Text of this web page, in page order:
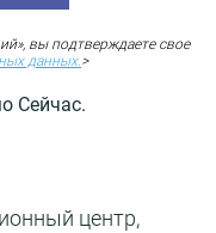
вы подтверждаете свое
данных.>
Сейчас.
центр,